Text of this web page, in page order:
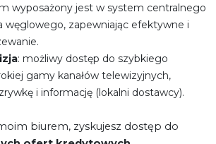
wyposażony jest w system centralnego
węglowego, zapewniając efektywne i
: możliwy dostęp do szybkiego
gamy kanałów telewizyjnych,
i informację (lokalni dostawcy).
biurem, zyskujesz dostęp do